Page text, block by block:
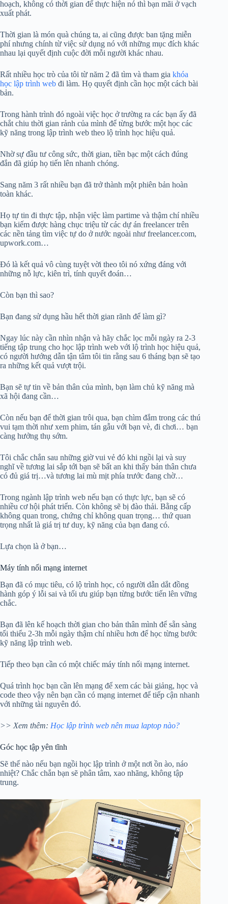
hoạch, không có thời gian để thực hiện nó thì bạn mãi ở vạch
xuất phát.
Thời gian là món quà chúng ta, ai cũng được ban tặng miễn
phí nhưng chính từ việc sử dụng nó với những mục đích khác
nhau lại quyết định cuộc đời mỗi người khác nhau.
Rất nhiều học trò của tôi từ năm 2 đã tìm và tham gia khóa
học lập trình web đi làm. Họ quyết định cần học một cách bài
bản.
Trong hành trình đó ngoài việc học ở trường ra các bạn ấy đã
chắt chiu thời gian rảnh của mình để từng bước một học các
kỹ năng trong lập trình web theo lộ trình học hiệu quả.
Nhờ sự đầu tư công sức, thời gian, tiền bạc một cách đúng
đắn đã giúp họ tiến lên nhanh chóng.
Sang năm 3 rất nhiều bạn đã trở thành một phiên bản hoàn
toàn khác.
Họ tự tin đi thực tập, nhận việc làm partime và thậm chí nhiều
bạn kiếm được hàng chục triệu từ các dự án freelancer trên
các nền tảng tìm việc tự do ở nước ngoài như freelancer.com,
upwork.com…
Đó là kết quả vô cùng tuyệt vời theo tôi nó xứng đáng với
những nỗ lực, kiên trì, tính quyết đoán…
Còn bạn thì sao?
Bạn đang sử dụng hầu hết thời gian rãnh để làm gì?
Ngay lúc này cần nhìn nhận và hãy chắc lọc mỗi ngày ra 2-3
tiếng tập trung cho học lập trình web với lộ trình học hiệu quả,
có người hướng dẫn tận tâm tôi tin rằng sau 6 tháng bạn sẽ tạo
ra những kết quả vượt trội.
Bạn sẽ tự tin về bản thân của mình, bạn làm chủ kỹ năng mà
xã hội đang cần…
Còn nếu bạn để thời gian trôi qua, bạn chìm đắm trong các thú
vui tạm thời như xem phim, tán gẫu với bạn vè, đi chơi… bạn
càng hưởng thụ sớm.
Tôi chắc chắn sau những giờ vui vẻ đó khi ngồi lại và suy
nghĩ về tương lai sắp tới bạn sẽ bất an khi thấy bản thân chưa
có đủ giá trị…và tương lai mù mịt phía trước đang chờ…
Trong ngành lập trình web nếu bạn có thực lực, bạn sẽ có
nhiều cơ hội phát triển. Còn không sẽ bị đào thải. Bằng cấp
không quan trong, chứng chỉ không quan trọng… thứ quan
trọng nhất là giá trị tư duy, kỹ năng của bạn đang có.
Lựa chọn là ở bạn…
Máy tính nối mạng internet
Bạn đã có mục tiêu, có lộ trình học, có người dẫn dắt đồng
hành góp ý lỗi sai và tối ưu giúp bạn từng bước tiến lên vững
chắc.
Bạn đã lên kế hoạch thời gian cho bản thân mình để sẵn sàng
tối thiểu 2-3h mỗi ngày thậm chí nhiều hơn để học từng bước
kỹ năng lập trình web.
Tiếp theo bạn cần có một chiếc máy tính nối mạng internet.
Quá trình học bạn cần lên mạng để xem các bài giảng, học và
code theo vậy nên bạn cần có mạng internet để tiếp cận nhanh
với những tài nguyên đó.
>> Xem thêm: Học lập trình web nên mua laptop nào?
Góc học tập yên tĩnh
Sẽ thế nào nếu bạn ngồi học lập trình ở một nơi ồn ào, náo
nhiệt? Chắc chắn bạn sẽ phân tâm, xao nhãng, không tập
trung.